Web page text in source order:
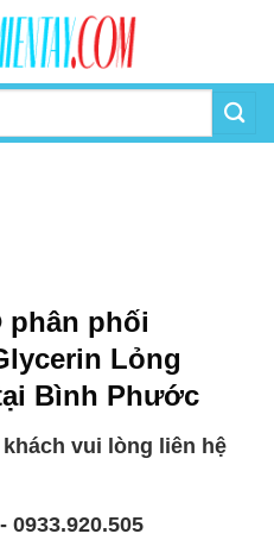
phân phối
Lỏng
Bình Phước
vui lòng liên hệ
0933.920.505